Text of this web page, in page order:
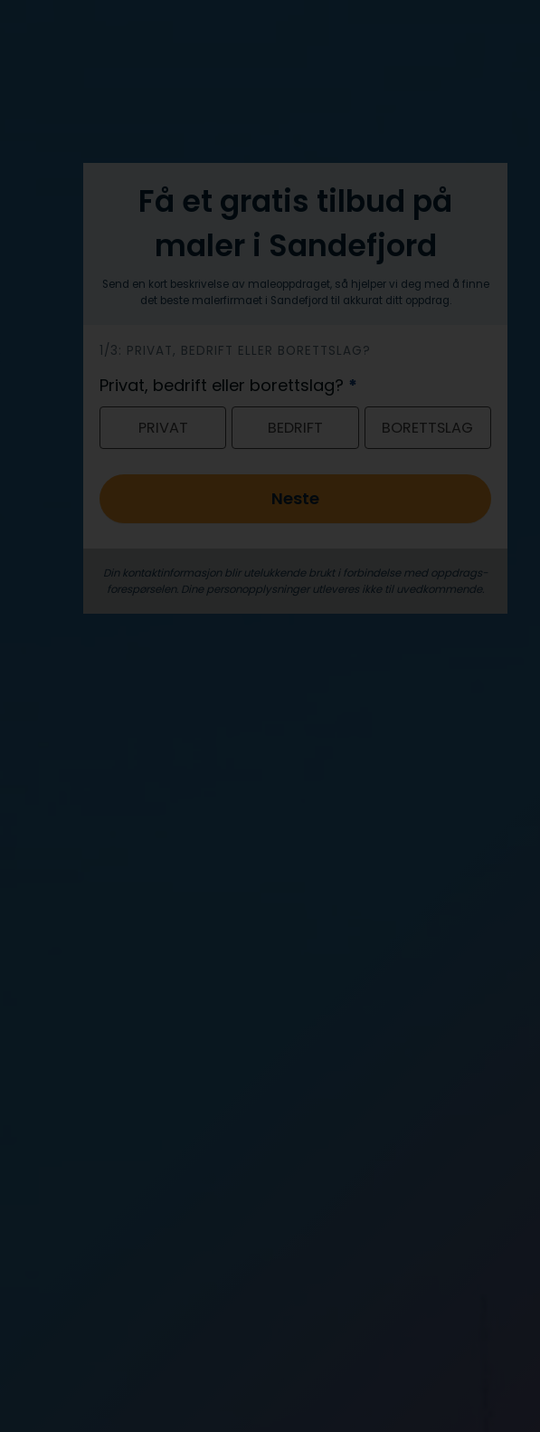
Få et gratis tilbud på
maler i Sandefjord
Send en kort beskrivelse av maleoppdraget, så hjelper vi deg med å finne
det beste malerfirmaet i Sandefjord til akkurat ditt oppdrag.
h
e
r
1/3: PRIVAT, BEDRIFT ELLER BORETTSLAG?
Privat, bedrift eller borettslag? *
PRIVAT BEDRIFT BORETTSLAG
Neste
Din kontaktinformasjon blir utelukkende brukt i forbindelse med oppdrags­
forespørselen. Dine person­­opplysninger utleveres ikke til uvedkommende.